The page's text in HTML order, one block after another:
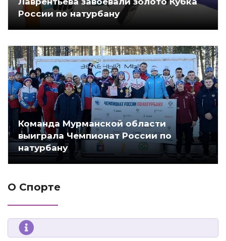
России по натурбану
Команда Мурманской области
выиграла Чемпионат России по
натурбану
О Спорте